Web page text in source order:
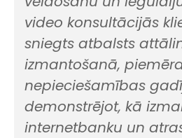
video konsultācijās
sniegts atbalsts
izmantošanā,
nepieciešamības
demonstrējot, kā
internetbanku un